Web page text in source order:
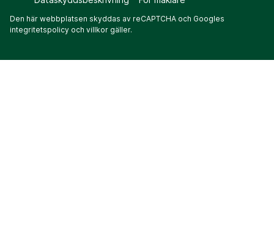
Den här webbplatsen skyddas av reCAPTCHA och Googles
integritetspolicy och villkor gäller.